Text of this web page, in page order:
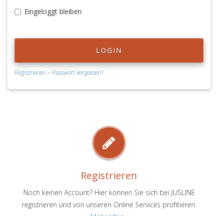
Eingeloggt bleiben
LOGIN
Registrieren - Passwort vergessen?
Registrieren
Noch keinen Account? Hier können Sie sich bei JUSLINE
registrieren und von unseren Online Services profitieren.